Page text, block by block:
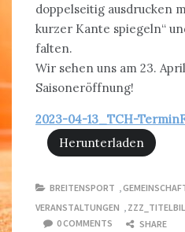
doppelseitig ausdrucken
kurzer Kante spiegeln“
falten.
Wir sehen uns am 23.
Saisoneröffnung!
2023-04-13_TCH-
Herunterladen
BREITENSPORT
VERANSTALTUNGEN
0 COMMENTS
SHARE